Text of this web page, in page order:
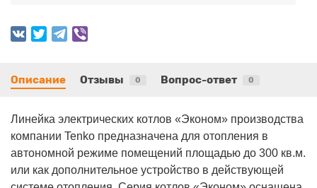
Описание Отзывы 0 Вопрос-ответ 0
Линейка электрических котлов «Эконом» производства
компании Tenko предназначена для отопления в
автономной режиме помещений площадью до 300 кв.м.
или как дополнительное устройство в действующей